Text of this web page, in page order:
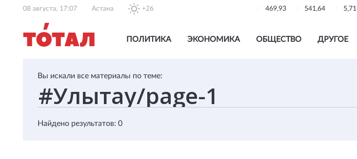
08 августа, 17:07 Астана +26 469,93 541,64 5,71
ПОЛИТИКА ЭКОНОМИКА ОБЩЕСТВО ДРУГОЕ
Вы искали все материалы по теме:
Найдено результатов: 0